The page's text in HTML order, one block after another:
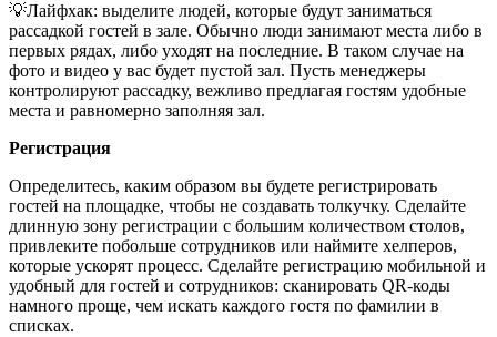
💡Лайфхак: выделите людей, которые будут заниматься
рассадкой гостей в зале. Обычно люди занимают места либо в
первых рядах, либо уходят на последние. В таком случае на
фото и видео у вас будет пустой зал. Пусть менеджеры
контролируют рассадку, вежливо предлагая гостям удобные
места и равномерно заполняя зал.
Регистрация
Определитесь, каким образом вы будете регистрировать
гостей на площадке, чтобы не создавать толкучку. Сделайте
длинную зону регистрации с большим количеством столов,
привлеките побольше сотрудников или наймите хелперов,
которые ускорят процесс. Сделайте регистрацию мобильной и
удобный для гостей и сотрудников: сканировать QR-коды
намного проще, чем искать каждого гостя по фамилии в
списках.